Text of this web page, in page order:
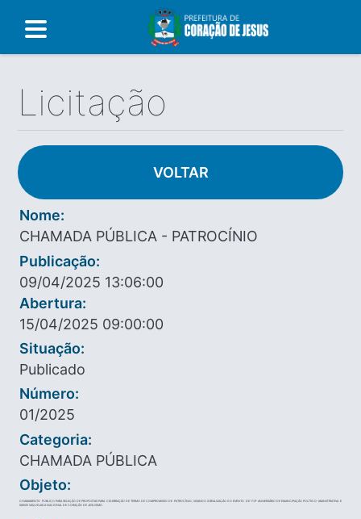
Licitação
VOLTAR
Nome:
CHAMADA PÚBLICA - PATROCÍNIO
Publicação:
09/04/2025 13:06:00
Abertura:
15/04/2025 09:00:00
Situação:
Publicado
Número:
01/2025
Categoria:
CHAMADA PÚBLICA
Objeto:
CHAMAMENTO PÚBLICO PARA SELEÇÃO DE PROPOSTAS PARA CELEBRAÇÃO DE TERMO DE COMPROMISSO DE PATROCÍNIO, VISANDO À REALIZAÇÃO DO EVENTO DE 113º ANIVERSÁRIO DE EMANCIPAÇÃO POLÍTICO-AMINISTRATIVA E
XXXVIII VAQUEJADA NACIONAL DE CORAÇÃO DE JESUS/MG.